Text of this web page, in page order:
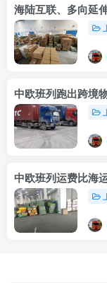
海陆互联、多向延
中欧班列跑出跨境
中欧班列运费比海